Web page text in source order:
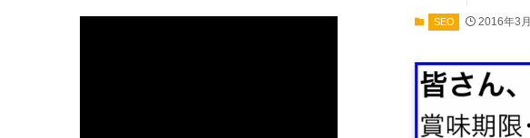
SEO 2016年3